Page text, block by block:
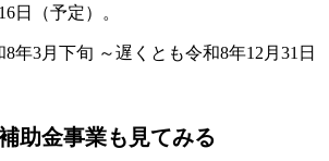
日（予定）。
年3月下旬 ～遅くとも令和8年12月31日
助金事業も見てみる